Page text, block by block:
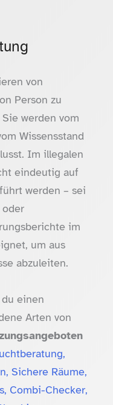
von
Person zu
werden vom
Wissensstand
Im illegalen
eindeutig auf
werden – sei
oder
im
um aus
abzuleiten.
einen
Arten von
Sichere Räume,
Combi-Checker,